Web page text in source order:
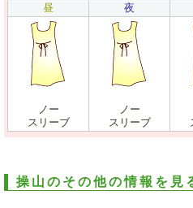
昼
夜
ノー
スリーブ
ノー
スリーブ
操山のその他の情報を見